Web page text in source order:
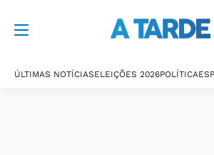
ÚLTIMAS NOTÍCIASELEIÇÕES 2026POLÍTICA